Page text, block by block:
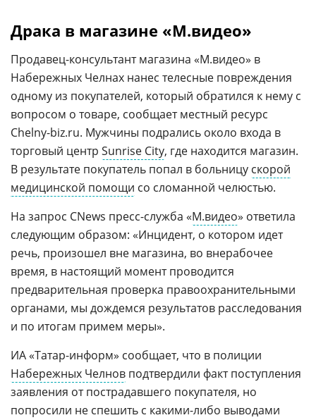
Драка в магазине «М.видео»
Продавец-консультант магазина «М.видео» в
Набережных Челнах нанес телесные повреждения
одному из покупателей, который обратился к нему с
вопросом о товаре, сообщает местный ресурс
Chelny-biz.ru. Мужчины подрались около входа в
торговый центр Sunrise City, где находится магазин.
В результате покупатель попал в больницу скорой
медицинской помощи со сломанной челюстью.
На запрос CNews пресс-служба «М.видео» ответила
следующим образом: «Инцидент, о котором идет
речь, произошел вне магазина, во внерабочее
время, в настоящий момент проводится
предварительная проверка правоохранительными
органами, мы дождемся результатов расследования
и по итогам примем меры».
ИА «Татар-информ» сообщает, что в полиции
Набережных Челнов подтвердили факт поступления
заявления от пострадавшего покупателя, но
попросили не спешить с какими-либо выводами